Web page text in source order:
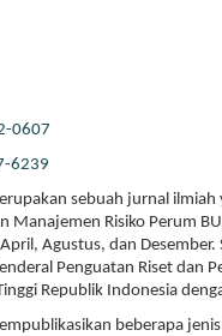
0607
6239
sebuah jurnal
Manajemen Risiko Perum
Agustus, dan
Penguatan Riset dan
Republik Indonesia
beberapa